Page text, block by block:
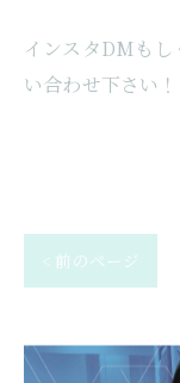
インスタDMも
い合わせ下さい！
< 前のページ